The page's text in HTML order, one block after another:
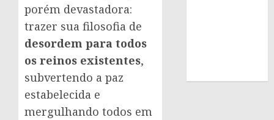
porém devastadora:
trazer sua filosofia de
desordem para todos
os reinos existentes,
subvertendo a paz
estabelecida e
mergulhando todos em